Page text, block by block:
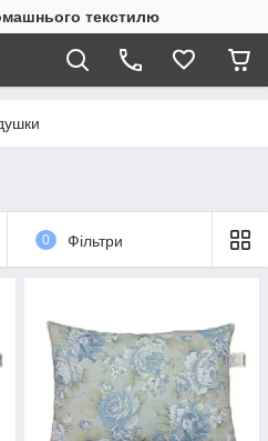
текстилю
0 Фільтри